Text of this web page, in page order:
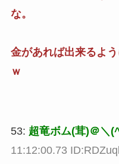
な。
金があれば出来るよ
ｗ
53: 超竜ボム(茸)＠＼
11:12:00.73